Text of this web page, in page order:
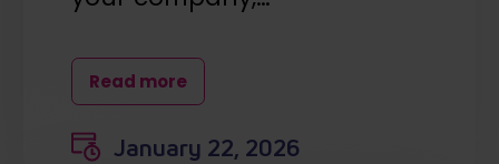
Read more
January 22, 2026